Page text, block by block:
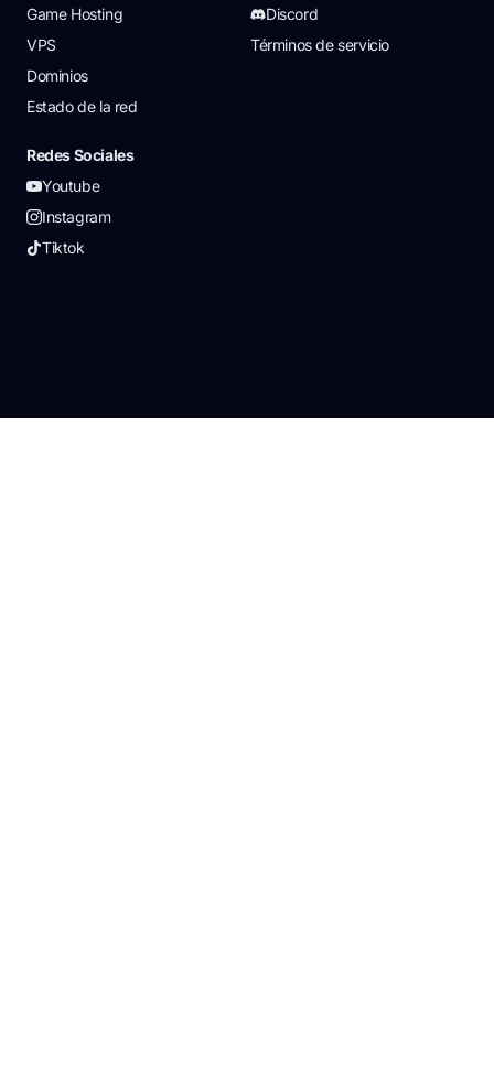
Game Hosting
VPS
Dominios
Estado de la red
Discord
Términos de servicio
Redes Sociales
Youtube
Instagram
Tiktok